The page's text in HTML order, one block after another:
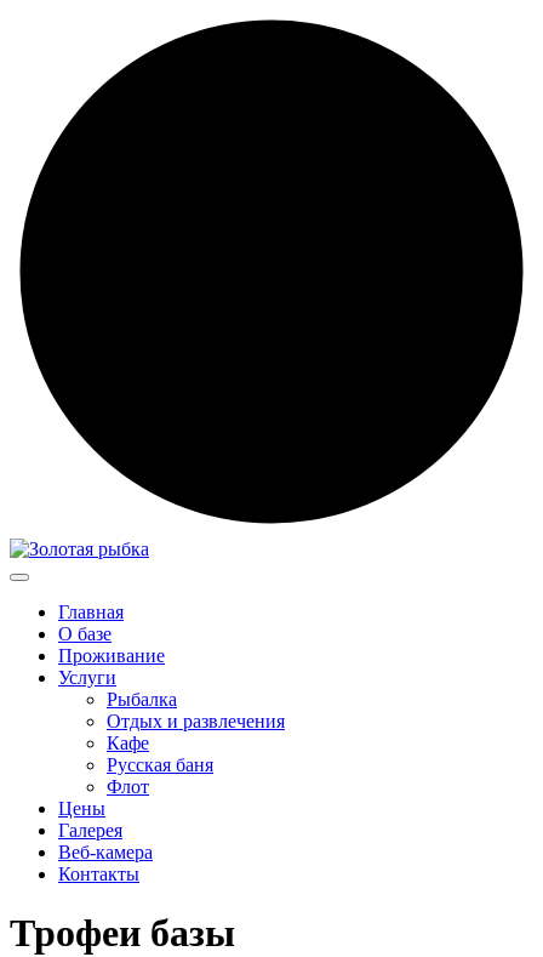
Главная
О базе
Проживание
Услуги
Рыбалка
Отдых и развлечения
Кафе
Русская баня
Флот
Цены
Галерея
Веб-камера
Контакты
Трофеи базы